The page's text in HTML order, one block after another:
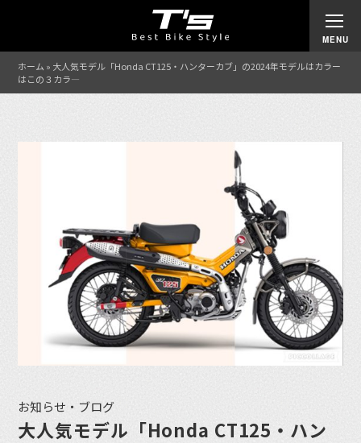
ホーム » 大人気モデル「Honda CT125・ハンターカブ」の2024年モデルはカラー
はこの３カラ―
お知らせ・ブログ
大人気モデル「Honda CT125・ハン